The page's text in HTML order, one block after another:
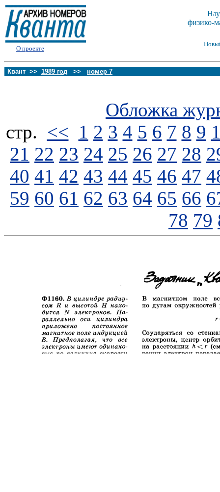
О проекте
физико-
Квант >> 1989 год >> номер 7
Обложка
стp. << 1 2 3 4 5 6 7 8 9
21 22 23 24 25 26 27 28
40 41 42 43 44 45 46 47
59 60 61 62 63 64 65 66
78 79